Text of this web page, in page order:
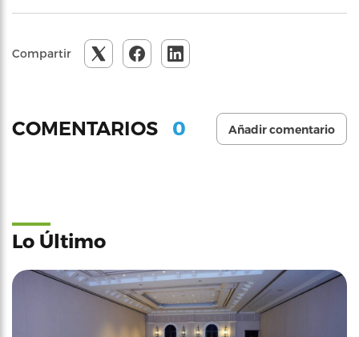
Compartir
COMENTARIOS 0 Añadir comentario
Lo Último